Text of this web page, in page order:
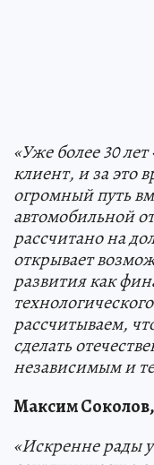
«Уже более 30
клиент, и за это
огромный путь
автомобильной
рассчитано на
открывает
развития как
рассчитываем,
сделать
независимым и
Максим
«Искренне рады